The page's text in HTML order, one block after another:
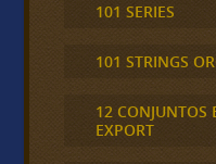
101 SERIES
101 STRINGS
12 CONJUNTOS
EXPORT